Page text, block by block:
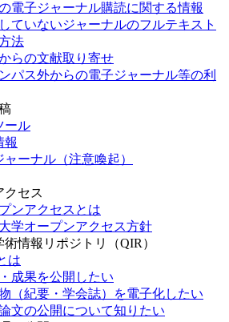
電子ジャーナル購読に関する情報
ていないジャーナルのフルテキスト
法
らの文献取り寄せ
パス外からの電子ジャーナル等の利
ール
報
ーナル（注意喚起）
クセス
ンアクセスとは
学オープンアクセス方針
情報リポジトリ（QIR）
は
成果を公開したい
（紀要・学会誌）を電子化したい
文の公開について知りたい